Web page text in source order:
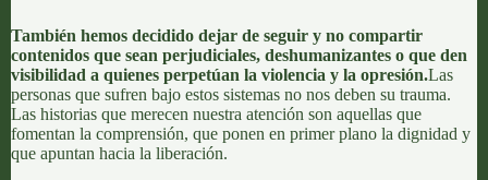
También hemos decidido dejar de seguir y no compartir
contenidos que sean perjudiciales, deshumanizantes o que den
visibilidad a quienes perpetúan la violencia y la opresión.Las
personas que sufren bajo estos sistemas no nos deben su trauma.
Las historias que merecen nuestra atención son aquellas que
fomentan la comprensión, que ponen en primer plano la dignidad y
que apuntan hacia la liberación.